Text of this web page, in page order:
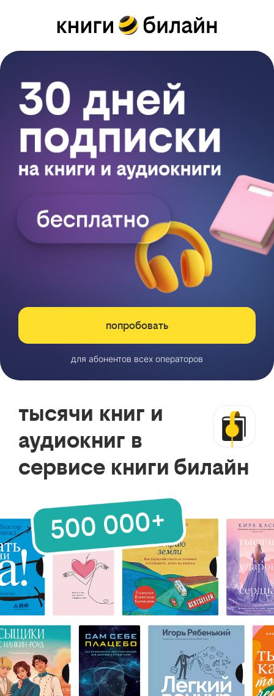
попробовать
для абонентов всех операторов
тысячи книг и
аудиокниг в
сервисе книги билайн